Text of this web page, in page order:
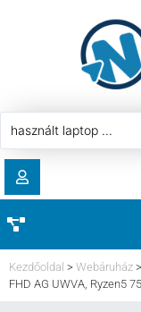
LETÖLTÉSEK
HASZNÁLT
Kezdőoldal > Webáruház >
FHD AG UWVA, Ryzen5